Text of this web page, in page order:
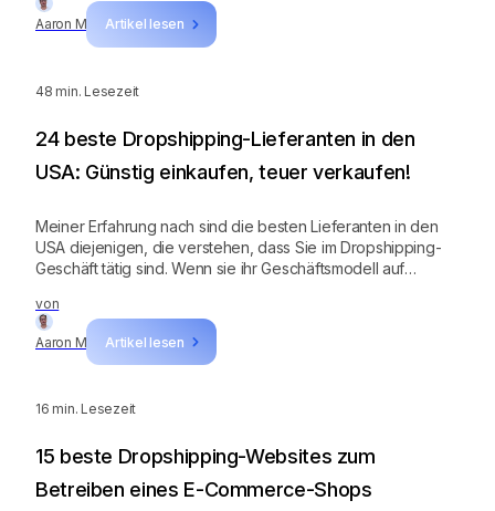
Aaron M Artikel lesen
48 min. Lesezeit
von
Aaron M Artikel lesen
24 beste Dropshipping-Lieferanten in den
USA: Günstig einkaufen, teuer verkaufen!
Meiner Erfahrung nach sind die besten Lieferanten in den
USA diejenigen, die verstehen, dass Sie im Dropshipping-
Geschäft tätig sind. Wenn sie ihr Geschäftsmodell auf
unterstützen.
16 min. Lesezeit
15 beste Dropshipping-Websites zum
Betreiben eines E-Commerce-Shops